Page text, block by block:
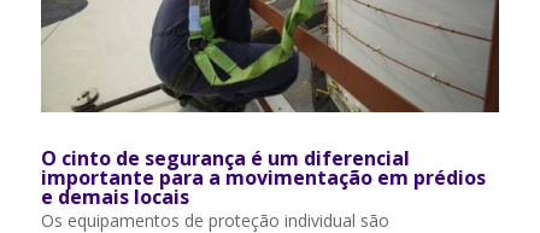
O cinto de segurança é um diferencial
importante para a movimentação em prédios
e demais locais
Os equipamentos de proteção individual são